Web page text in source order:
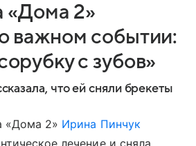
«Дома 2»
важном событии:
с зубов»
что ей сняли брекеты
«Дома 2» Ирина Пинчук